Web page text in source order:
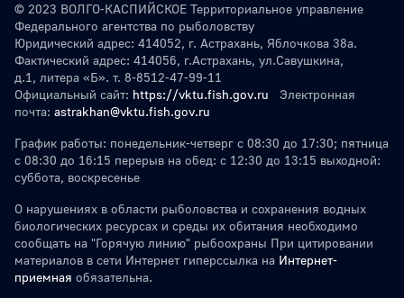
© 2023 ВОЛГО-КАСПИЙСКОЕ Территориальное управление
Федерального агентства по рыболовству
Юридический адрес: 414052, г. Астрахань, Яблочкова 38а.
Фактический адрес: 414056, г.Астрахань, ул.Савушкина,
д.1, литера «Б». т. 8-8512-47-99-11
Официальный сайт: https://vktu.fish.gov.ru Электронная
почта: astrakhan@vktu.fish.gov.ru
График работы: понедельник-четверг с 08:30 до 17:30; пятница
с 08:30 до 16:15 перерыв на обед: с 12:30 до 13:15 выходной:
суббота, воскресенье
О нарушениях в области рыболовства и сохранения водных
биологических ресурсах и среды их обитания необходимо
сообщать на "Горячую линию" рыбоохраны При цитировании
материалов в сети Интернет гиперссылка на Интернет-
приемная обязательна.